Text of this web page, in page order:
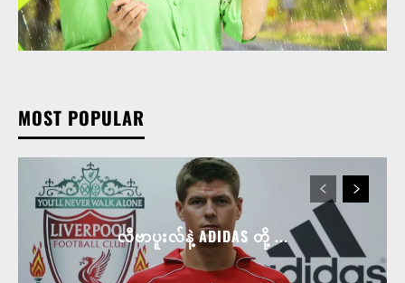
MOST POPULAR
လီဗာပူးလ်နဲ့ ADIDAS တို့ ...